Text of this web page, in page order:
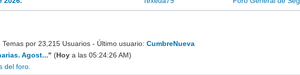
por 23,215 Usuarios - Último usuario:CumbreNueva
Agost..." (Hoy a las 05:24:26 AM)
del foro.